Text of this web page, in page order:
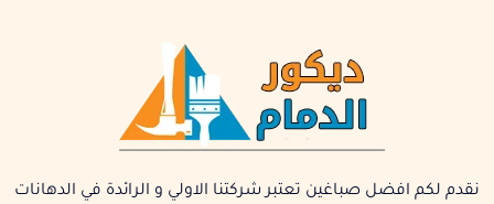
نقدم لكم افضل صباغين تعتبر شركتنا الاولي و الرائدة في الدهانات